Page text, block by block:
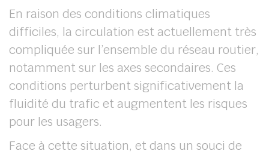
En raison des conditions climatiques
difficiles, la circulation est actuellement très
compliquée sur l’ensemble du réseau routier,
notamment sur les axes secondaires. Ces
conditions perturbent significativement la
fluidité du trafic et augmentent les risques
pour les usagers.
Face à cette situation, et dans un souci de